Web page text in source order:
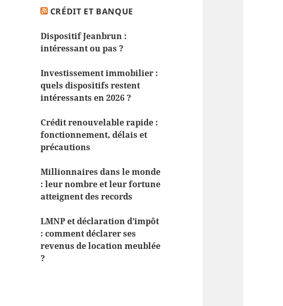
CRÉDIT ET BANQUE
Dispositif Jeanbrun :
intéressant ou pas ?
Investissement immobilier :
quels dispositifs restent
intéressants en 2026 ?
Crédit renouvelable rapide :
fonctionnement, délais et
précautions
Millionnaires dans le monde
: leur nombre et leur fortune
atteignent des records
LMNP et déclaration d’impôt
: comment déclarer ses
revenus de location meublée
?